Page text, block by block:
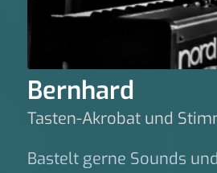
Bernhard
Tasten-Akrobat und
Bastelt gerne Sounds